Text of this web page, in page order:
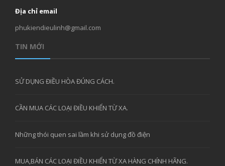
Địa chỉ email
phukiendieulinh@gmail.com
TIN MỚI
SỬ DỤNG ĐIỀU HÒA ĐÚNG CÁCH.
CẦN MUA CÁC LOẠI ĐIỀU KHIỂN TỪ XA.
Những thói quen sai lầm khi sử dụng đồ điện
MUA,BÁN CÁC LOẠI ĐIỀU KHIỂN TỪ XA HÀNG CHÍNH HÃNG.